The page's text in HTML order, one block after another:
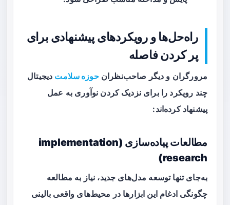
راه‌حل‌ها و رویکردهای پیشنهادی برای
پر کردن فاصله
مرورگران و دیگر صاحب‌نظرانحوزه سلامت دیجیتال
چند رویکرد را برای نزدیک کردن نوآوری به عمل
پیشنهاد کرده‌اند:
مطالعات پیاده‌سازی (implementation
research)
به‌جای تنها توسعه مدل‌های جدید، نیاز به مطالعه
چگونگی ادغام این ابزارها در محیط‌های واقعی بالینی